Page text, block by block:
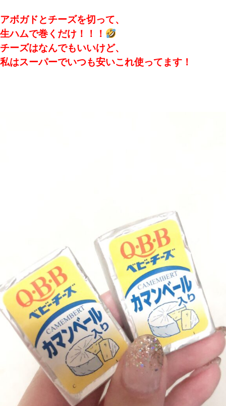
アボガドとチーズを切って、
生ハムで巻くだけ！！！
チーズはなんでもいいけど、
私はスーパーでいつも安いこれ使ってます！